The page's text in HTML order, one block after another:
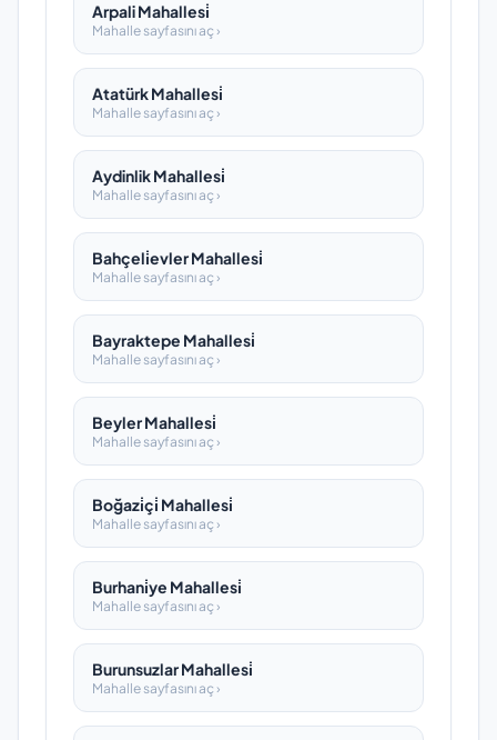
Arpali Mahallesi̇
Mahalle sayfasını aç ›
Atatürk Mahallesi̇
Mahalle sayfasını aç ›
Aydinlik Mahallesi̇
Mahalle sayfasını aç ›
Bahçeli̇evler Mahallesi̇
Mahalle sayfasını aç ›
Bayraktepe Mahallesi̇
Mahalle sayfasını aç ›
Beyler Mahallesi̇
Mahalle sayfasını aç ›
Boğazi̇çi̇ Mahallesi̇
Mahalle sayfasını aç ›
Burhani̇ye Mahallesi̇
Mahalle sayfasını aç ›
Burunsuzlar Mahallesi̇
Mahalle sayfasını aç ›